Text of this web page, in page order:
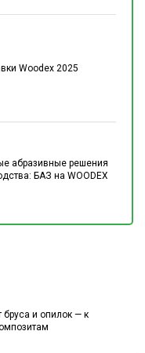
Woodex 2025
абразивные решения
БАЗ на WOODEX
и опилок — к